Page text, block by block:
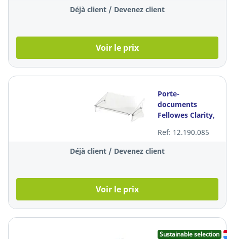
Déjà client / Devenez client
Voir le prix
Porte-
documents
Fellowes Clarity,
transparent
Ref: 12.190.085
Déjà client / Devenez client
Voir le prix
Sustainable selection